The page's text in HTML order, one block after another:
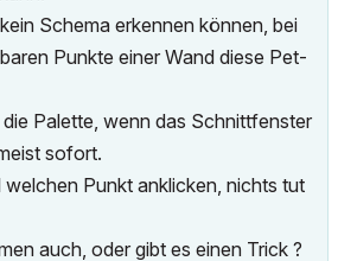
Schema erkennen können, bei
Punkte einer Wand diese Pet-
Palette, wenn das Schnittfenster
sofort.
Punkt anklicken, nichts tut
auch, oder gibt es einen Trick ?